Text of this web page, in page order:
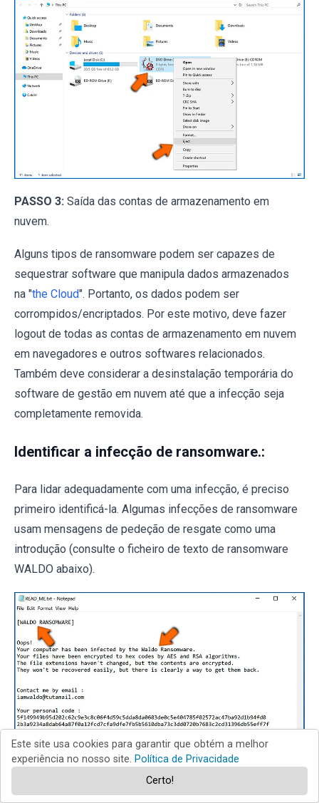
PASSO 3: Saída das contas de armazenamento em
nuvem.
Alguns tipos de ransomware podem ser capazes de
sequestrar software que manipula dados armazenados
na "the Cloud". Portanto, os dados podem ser
corrompidos/encriptados. Por este motivo, deve fazer
logout de todas as contas de armazenamento em nuvem
em navegadores e outros softwares relacionados.
Também deve considerar a desinstalação temporária do
software de gestão em nuvem até que a infecção seja
completamente removida.
Identificar a infecção de ransomware.:
Para lidar adequadamente com uma infecção, é preciso
primeiro identificá-la. Algumas infecções de ransomware
usam mensagens de pedeção de resgate como uma
introdução (consulte o ficheiro de texto de ransomware
WALDO abaixo).
Este site usa cookies para garantir que obtém a melhor
experiência no nosso site. Política de Privacidade
Certo!